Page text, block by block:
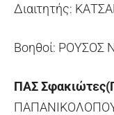
Διαιτητής:
Βοηθοί: ΡΟΥΣΟΣ
ΠΑΣ